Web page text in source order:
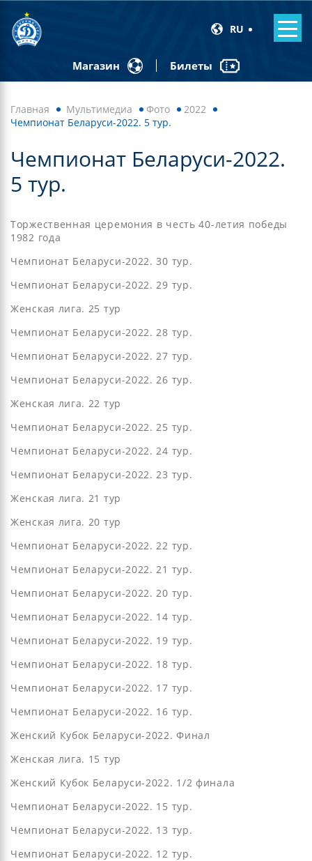
RU
Магазин Билеты
Главная Мультимедиа Фото
2022
Чемпионат Беларуси-2022. 5 тур.
Чемпионат Беларуси-2022.
5 тур.
Торжественная церемония в честь 40-летия победы
1982 года
Чемпионат Беларуси-2022. 30 тур.
Чемпионат Беларуси-2022. 29 тур.
Женская лига. 25 тур
Чемпионат Беларуси-2022. 28 тур.
Чемпионат Беларуси-2022. 27 тур.
Чемпионат Беларуси-2022. 26 тур.
Женская лига. 22 тур
Чемпионат Беларуси-2022. 25 тур.
Чемпионат Беларуси-2022. 24 тур.
Чемпионат Беларуси-2022. 23 тур.
Женская лига. 21 тур
Женская лига. 20 тур
Чемпионат Беларуси-2022. 22 тур.
Чемпионат Беларуси-2022. 21 тур.
Чемпионат Беларуси-2022. 20 тур.
Чемпионат Беларуси-2022. 14 тур.
Чемпионат Беларуси-2022. 19 тур.
Чемпионат Беларуси-2022. 18 тур.
Чемпионат Беларуси-2022. 17 тур.
Чемпионат Беларуси-2022. 16 тур.
Женский Кубок Беларуси-2022. Финал
Женская лига. 15 тур
Женский Кубок Беларуси-2022. 1/2 финала
Чемпионат Беларуси-2022. 15 тур.
Чемпионат Беларуси-2022. 13 тур.
Чемпионат Беларуси-2022. 12 тур.